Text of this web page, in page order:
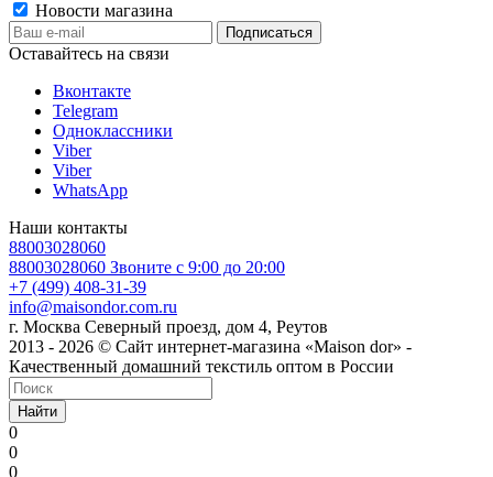
Новости магазина
Оставайтесь на связи
Вконтакте
Telegram
Одноклассники
Viber
Viber
WhatsApp
Наши контакты
88003028060
88003028060 Звоните с 9:00 до 20:00
+7 (499) 408-31-39
info@maisondor.com.ru
г. Москва Северный проезд, дом 4, Реутов
2013 - 2026 © Сайт интернет-магазина «Maison dor» -
Качественный домашний текстиль оптом в России
Найти
0
0
0